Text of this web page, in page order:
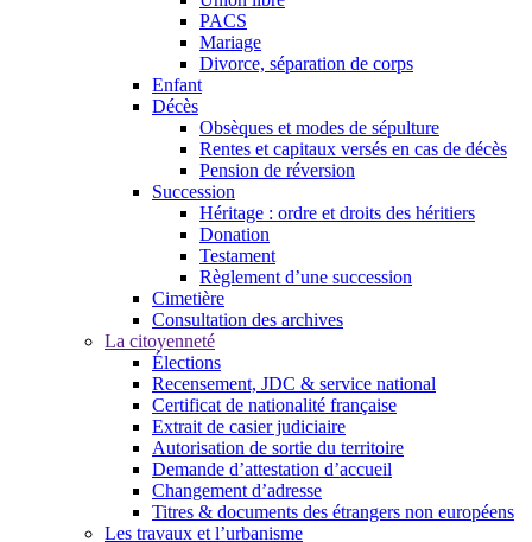
PACS
Mariage
Divorce, séparation de corps
Enfant
Décès
Obsèques et modes de sépulture
Rentes et capitaux versés en cas de décès
Pension de réversion
Succession
Héritage : ordre et droits des héritiers
Donation
Testament
Règlement d’une succession
Cimetière
Consultation des archives
La citoyenneté
Élections
Recensement, JDC & service national
Certificat de nationalité française
Extrait de casier judiciaire
Autorisation de sortie du territoire
Demande d’attestation d’accueil
Changement d’adresse
Titres & documents des étrangers non européens
Les travaux et l’urbanisme